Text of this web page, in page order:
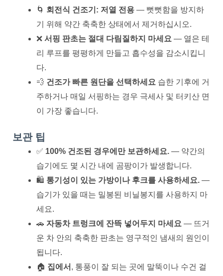
🌀 회전식 건조기: 저열 전용 — 뻣뻣함을 방지하
기 위해 약간 축축한 상태에서 제거하십시오.
❌ 서핑 판초는 절대 다림질하지 마세요 — 열은 테
리 루프를 평평하게 만들고 흡수성을 감소시킵니
다.
💨 건조가 빠른 원단을 선택하세요 습한 기후에 거
주하거나 매일 서핑하는 경우 극세사 및 터키산 면
이 가장 좋습니다.
보관 팁
✅ 100% 건조된 경우에만 보관하세요. — 약간의
습기에도 몇 시간 내에 곰팡이가 발생합니다.
🛍️ 통기성이 있는 가방이나 후크를 사용하세요. —
습기가 있을 때는 밀봉된 비닐봉지를 사용하지 마
세요.
🚗 자동차 트렁크에 잔뜩 넣어두지 마세요 — 뜨거
운 차 안의 축축한 판초는 영구적인 냄새의 원인이
됩니다.
🏠 집에서 , 통풍이 잘 되는 곳에 말뚝이나 수건 걸